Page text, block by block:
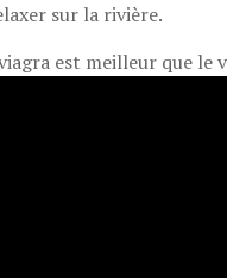
sur la rivière.